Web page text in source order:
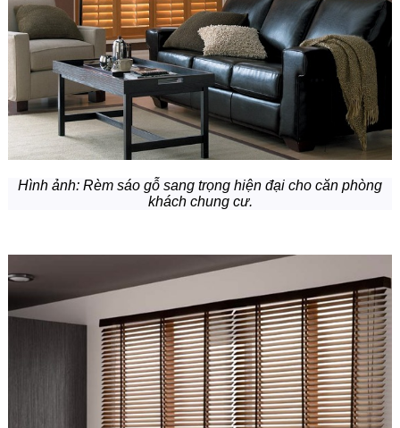
Hình ảnh: Rèm sáo gỗ sang trọng hiện đại cho căn phòng
khách chung cư.